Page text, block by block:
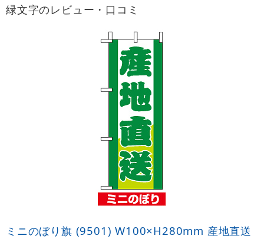
緑文字のレビュー・口コミ
ミニのぼり旗 (9501) W100×H280mm 産地直送